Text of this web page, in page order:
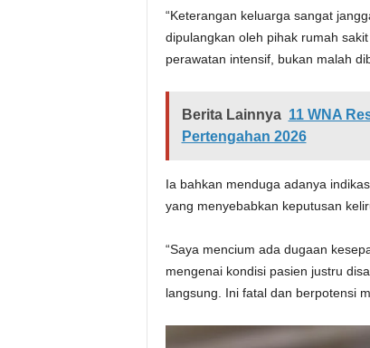
“Keterangan keluarga sangat
dipulangkan oleh pihak rumah
perawatan intensif, bukan malah
Berita Lainnya 11 WNA
Pertengahan 2026
Ia bahkan menduga adanya
yang menyebabkan keputusan
“Saya mencium ada dugaan
mengenai kondisi pasien justru
langsung. Ini fatal dan berpotensi